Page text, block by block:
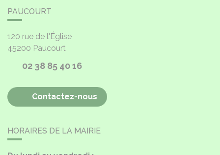
PAUCOURT
120 rue de l'Église
45200 Paucourt
02 38 85 40 16
Contactez-nous
HORAIRES DE LA MAIRIE